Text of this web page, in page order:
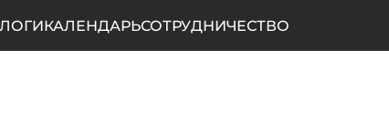
КАЛЕНДАРЬСОТРУДНИЧЕСТВО